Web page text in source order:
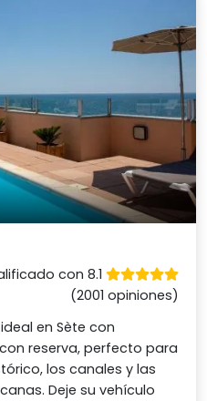
con 8.1
(2001 opiniones)
en Sète con
reserva, perfecto para
los canales y las
Deje su vehículo